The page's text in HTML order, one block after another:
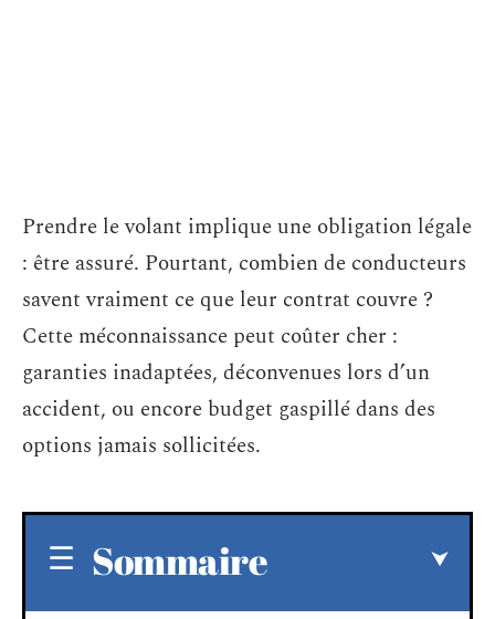
Prendre le volant implique une obligation légale
: être assuré. Pourtant, combien de conducteurs
savent vraiment ce que leur contrat couvre ?
Cette méconnaissance peut coûter cher :
garanties inadaptées, déconvenues lors d’un
accident, ou encore budget gaspillé dans des
options jamais sollicitées.
Sommaire